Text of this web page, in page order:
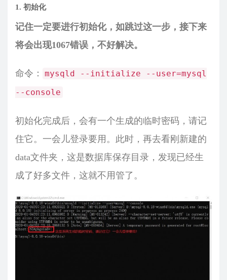
1. 初始化
记住一定要进行初始化，如跳过这一步，接下来
将会出现1067错误，不好解决。
命令：
mysqld --initialize --user=mysql
--console
初始化完成后，会有一个生成的临时密码，请记
住它。一会儿登录要用。此时，再去看刚新建的
data文件夹，这是数据库保存目录，发现已经生
成了好多文件，这就不用管了。